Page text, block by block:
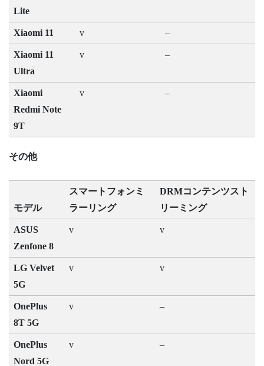
Lite
Xiaomi 11 v –
Xiaomi 11
Ultra
v –
Xiaomi
Redmi Note
9T
v –
その他
モデル
スマートフォンミ
ラーリング
DRMコンテンツスト
リーミング
ASUS
Zenfone 8
v v
LG Velvet
5G
v v
OnePlus
8T 5G
v –
OnePlus
Nord 5G
v –